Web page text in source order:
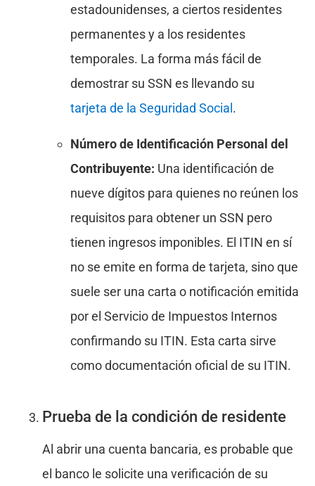
estadounidenses, a ciertos residentes
permanentes y a los residentes
temporales. La forma más fácil de
demostrar su SSN es llevando su
tarjeta de la Seguridad Social .
Número de Identificación Personal del
Contribuyente: Una identificación de
nueve dígitos para quienes no reúnen los
requisitos para obtener un SSN pero
tienen ingresos imponibles. El ITIN en sí
no se emite en forma de tarjeta, sino que
suele ser una carta o notificación emitida
por el Servicio de Impuestos Internos
confirmando su ITIN. Esta carta sirve
como documentación oficial de su ITIN.
Prueba de la condición de residente
Al abrir una cuenta bancaria, es probable que
el banco le solicite una verificación de su